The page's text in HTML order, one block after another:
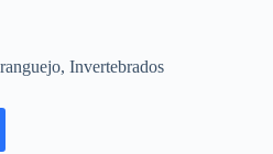
, Invertebrados